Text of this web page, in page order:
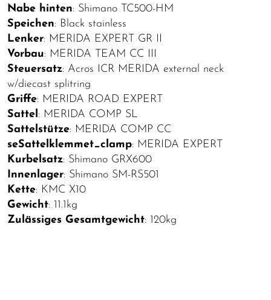
Nabe hinten: Shimano TC500-HM
Speichen: Black stainless
Lenker: MERIDA EXPERT GR II
Vorbau: MERIDA TEAM CC III
Steuersatz: Acros ICR MERIDA external neck
w/diecast splitring
Griffe: MERIDA ROAD EXPERT
Sattel: MERIDA COMP SL
Sattelstütze: MERIDA COMP CC
seSattelklemmet_clamp: MERIDA EXPERT
Kurbelsatz: Shimano GRX600
Innenlager: Shimano SM-RS501
Kette: KMC X10
Gewicht: 11.1kg
Zulässiges Gesamtgewicht: 120kg